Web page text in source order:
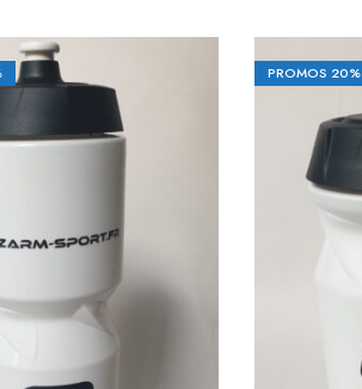
PROMOS 20%